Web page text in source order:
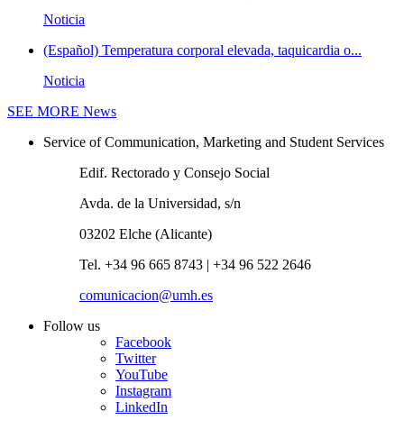
Noticia
(Español) Temperatura corporal elevada, taquicardia o...
Noticia
SEE MORE News
Service of Communication, Marketing and Student Services
Edif. Rectorado y Consejo Social
Avda. de la Universidad, s/n
03202 Elche (Alicante)
Tel. +34 96 665 8743 | +34 96 522 2646
comunicacion@umh.es
Follow us
Facebook
Twitter
YouTube
Instagram
LinkedIn